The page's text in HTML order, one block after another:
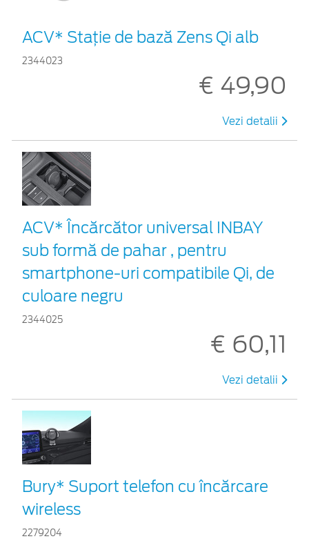
ACV* Stație de bază Zens Qi alb
2344023
€ 49,90
Vezi detalii
ACV* Încărcător universal INBAY
sub formă de pahar , pentru
smartphone-uri compatibile Qi, de
culoare negru
2344025
€ 60,11
Vezi detalii
Bury* Suport telefon cu încărcare
wireless
2279204